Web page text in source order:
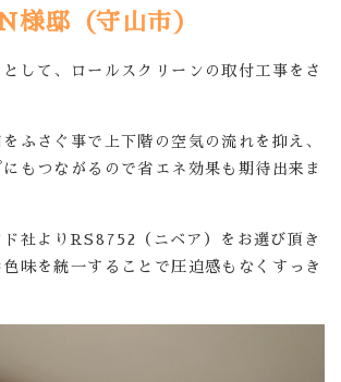
様邸（守山市）
して、ロールスクリーンの取付工事をさ
ふさぐ事で上下階の空気の流れを抑え、
もつながるので 省エネ効果も期待出来ま
ド社よりRS8752（ニベア）をお選び頂き
味を統一することで圧迫感もなくすっき